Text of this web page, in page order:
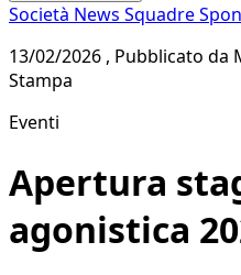
Società News Squadre
13/02/2026 , Pubblicato da
Stampa
Eventi
Apertura
agonistica